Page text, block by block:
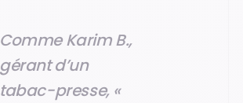
Comme Karim B.,
gérant d’un
tabac-presse, «